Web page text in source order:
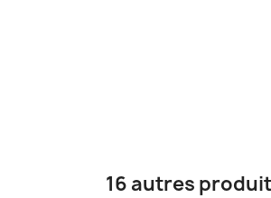
16 autres